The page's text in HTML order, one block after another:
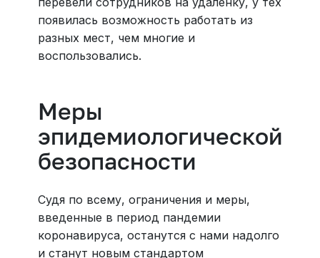
появилась возможность работать из
разных мест, чем многие и
воспользовались.
Меры
эпидемиологической
безопасности
Судя по всему, ограничения и меры,
введенные в период пандемии
коронавируса, останутся с нами надолго
и станут новым стандартом